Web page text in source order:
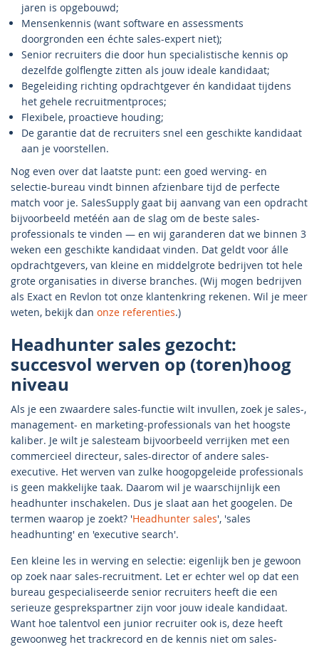
jaren is opgebouwd;
Mensenkennis (want software en assessments
doorgronden een échte sales-expert niet);
Senior recruiters die door hun specialistische kennis op
dezelfde golflengte zitten als jouw ideale kandidaat;
Begeleiding richting opdrachtgever én kandidaat tijdens
het gehele recruitmentproces;
Flexibele, proactieve houding;
De garantie dat de recruiters snel een geschikte kandidaat
aan je voorstellen.
Nog even over dat laatste punt: een goed werving- en
selectie-bureau vindt binnen afzienbare tijd de perfecte
match voor je. SalesSupply gaat bij aanvang van een opdracht
bijvoorbeeld metéén aan de slag om de beste sales-
professionals te vinden — en wij garanderen dat we binnen 3
weken een geschikte kandidaat vinden. Dat geldt voor álle
opdrachtgevers, van kleine en middelgrote bedrijven tot hele
grote organisaties in diverse branches. (Wij mogen bedrijven
als Exact en Revlon tot onze klantenkring rekenen. Wil je meer
weten, bekijk dan onze referenties.)
Headhunter sales gezocht:
succesvol werven op (toren)hoog
niveau
Als je een zwaardere sales-functie wilt invullen, zoek je sales-,
management- en marketing-professionals van het hoogste
kaliber. Je wilt je salesteam bijvoorbeeld verrijken met een
commercieel directeur, sales-director of andere sales-
executive. Het werven van zulke hoogopgeleide professionals
is geen makkelijke taak. Daarom wil je waarschijnlijk een
headhunter inschakelen. Dus je slaat aan het googelen. De
termen waarop je zoekt? 'Headhunter sales', 'sales
headhunting' en 'executive search'.
Een kleine les in werving en selectie: eigenlijk ben je gewoon
op zoek naar sales-recruitment. Let er echter wel op dat een
bureau gespecialiseerde senior recruiters heeft die een
serieuze gesprekspartner zijn voor jouw ideale kandidaat.
Want hoe talentvol een junior recruiter ook is, deze heeft
gewoonweg het trackrecord en de kennis niet om sales-